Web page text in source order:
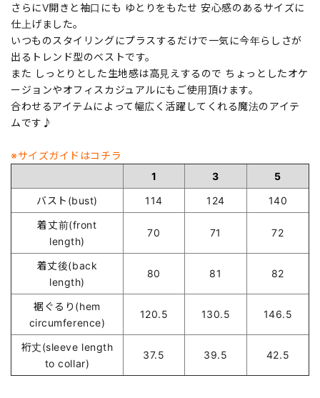
さらにV開きと袖口にも ゆとりをもたせ 安心感のあるサイズに
仕上げました。
いつものスタイリングにプラスするだけで一気に今年らしさが
出るトレンド型のベストです。
また しっとりとした生地感は高見えするので ちょっとしたオケ
ージョンやオフィスカジュアルにもご使用頂けます。
合わせるアイテムによって幅広く活躍してくれる魔法のアイテ
ムです♪
※サイズガイドはコチラ
1
3
5
バスト(bust)
114 124
140
着丈前(front
length)
70 71 72
着丈後(back
length)
80 81 82
裾ぐるり(hem
circumference)
120.5 130.5 146.5
裄丈(sleeve length
to collar)
37.5 39.5 42.5